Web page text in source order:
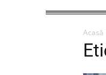
Acasă